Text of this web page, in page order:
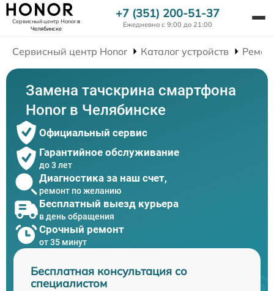
Сервисный центр Honorв
Челябинске
+7 (351) 200-51-37
Ежедневно с 9:00 до 21:00
Сервисный центр Honor Каталог устройств
Замена тачскрина смартфона
Honor в Челябинске
Официальный сервис
Гарантийное обслуживание
до 3 лет
Диагностика за наш счет,
ремонт по желанию
Бесплатный выезд курьера
в день обращения
Срочный ремонт
от 35 минут
Бесплатная консультация со
специалистом